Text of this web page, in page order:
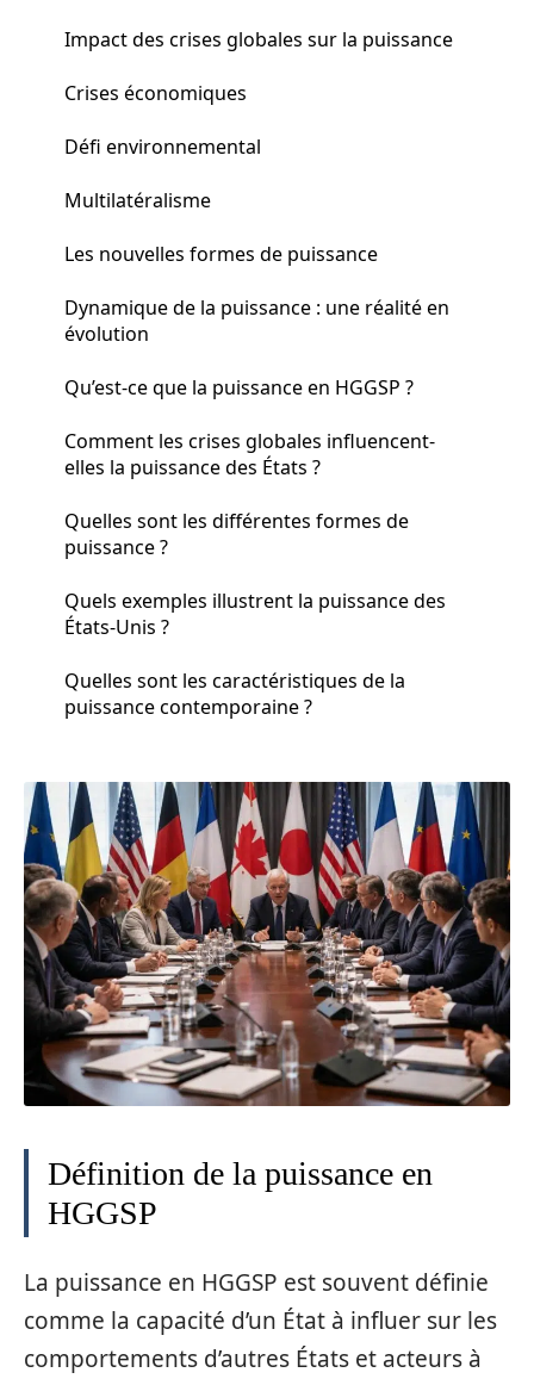
Impact des crises globales sur la puissance
Crises économiques
Défi environnemental
Multilatéralisme
Les nouvelles formes de puissance
Dynamique de la puissance : une réalité en
évolution
Qu’est-ce que la puissance en HGGSP ?
Comment les crises globales influencent-
elles la puissance des États ?
Quelles sont les différentes formes de
puissance ?
Quels exemples illustrent la puissance des
États-Unis ?
Quelles sont les caractéristiques de la
puissance contemporaine ?
Définition de la puissance en
HGGSP
La puissance en HGGSP est souvent définie
comme la capacité d’un État à influer sur les
comportements d’autres États et acteurs à